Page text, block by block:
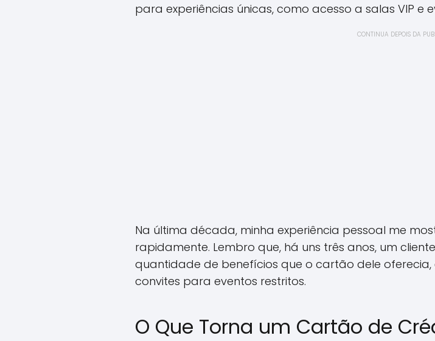
para experiências únicas, como acesso a salas VIP e
CONTINUA DEPOIS DA
Na última década, minha experiência pessoal me
rapidamente. Lembro que, há uns três anos, um
quantidade de benefícios que o cartão dele
convites para eventos restritos.
O Que Torna um Cartão de